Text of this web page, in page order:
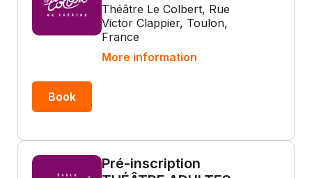
Théâtre Le Colbert, Rue
Victor Clappier, Toulon,
France
More information
Book
Pré-inscription